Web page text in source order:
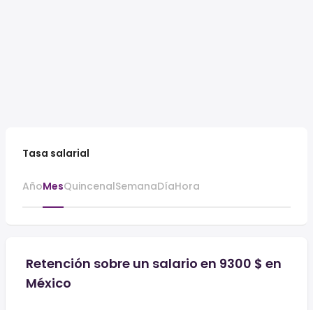
Tasa salarial
AñoMesQuincenalSemanaDíaHora
Retención sobre un salario en 9300 $ en
México